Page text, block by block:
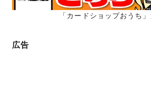
「カードショップおうち
広告